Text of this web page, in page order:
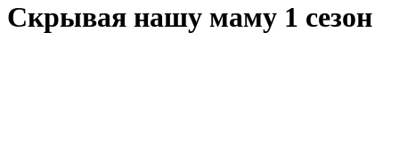
Скрывая нашу маму 1 сезон